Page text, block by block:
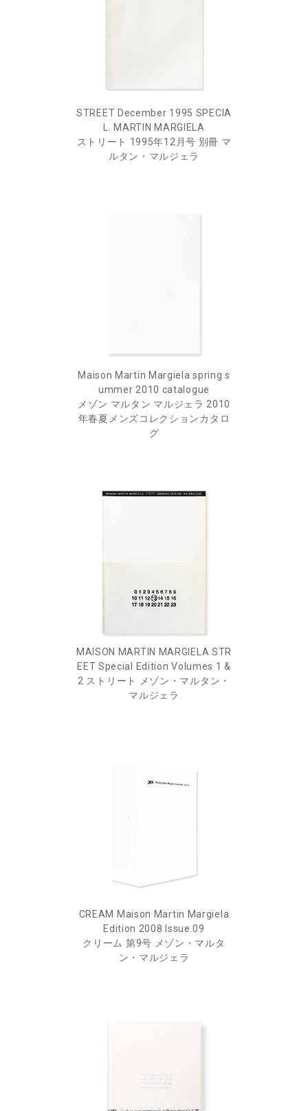
STREET December 1995 SPECIA
L. MARTIN MARGIELA
ストリート 1995年12月号 別冊 マ
ルタン・マルジェラ
Maison Martin Margiela spring s
ummer 2010 catalogue
メゾン マルタン マルジェラ 2010
年春夏メンズコレクションカタロ
グ
MAISON MARTIN MARGIELA STR
EET Special Edition Volumes 1 &
2 ストリート メゾン・マルタン・
マルジェラ
CREAM Maison Martin Margiela
Edition 2008 Issue.09
クリーム 第9号 メゾン・マルタ
ン・マルジェラ